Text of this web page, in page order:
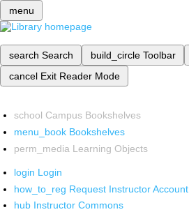
menu
search Search build_circle Toolbar
cancel Exit Reader Mode
school Campus Bookshelves
menu_book Bookshelves
perm_media Learning Objects
login Login
how_to_reg Request Instructor Account
hub Instructor Commons